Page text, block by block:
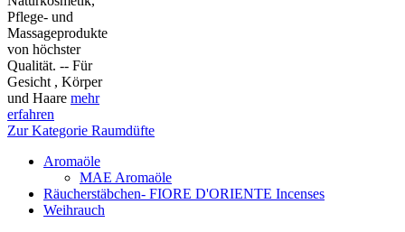
Pflege- und
Massageprodukte
von höchster
Qualität. -- Für
Gesicht , Körper
und Haare mehr
erfahren
Zur Kategorie Raumdüfte
Aromaöle
MAE Aromaöle
Räucherstäbchen- FIORE D'ORIENTE Incenses
Weihrauch